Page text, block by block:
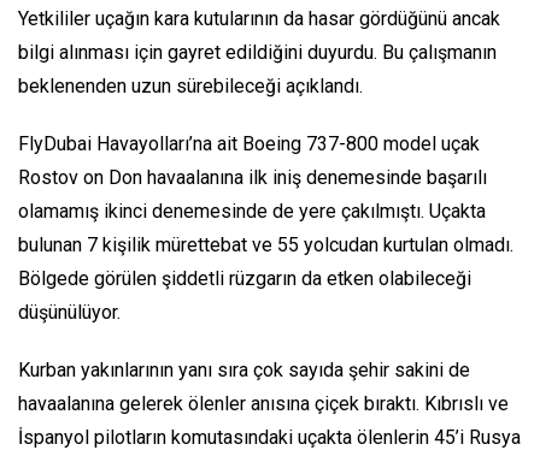
Yetkililer uçağın kara kutularının da hasar gördüğünü ancak
bilgi alınması için gayret edildiğini duyurdu. Bu çalışmanın
beklenenden uzun sürebileceği açıklandı.
FlyDubai Havayolları’na ait Boeing 737-800 model uçak
Rostov on Don havaalanına ilk iniş denemesinde başarılı
olamamış ikinci denemesinde de yere çakılmıştı. Uçakta
bulunan 7 kişilik mürettebat ve 55 yolcudan kurtulan olmadı.
Bölgede görülen şiddetli rüzgarın da etken olabileceği
düşünülüyor.
Kurban yakınlarının yanı sıra çok sayıda şehir sakini de
havaalanına gelerek ölenler anısına çiçek bıraktı. Kıbrıslı ve
İspanyol pilotların komutasındaki uçakta ölenlerin 45’i Rusya